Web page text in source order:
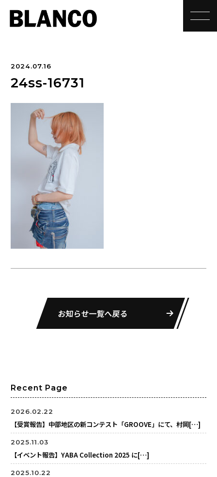
2024.07.16
24ss-16731
お知らせ一覧へ戻る
Recent Page
2026.02.22
【受賞報告】中部地区の新コンテスト「GROOVE」にて、村岡[…]
2025.11.03
【イベント報告】YABA Collection 2025 に[…]
2025.10.22